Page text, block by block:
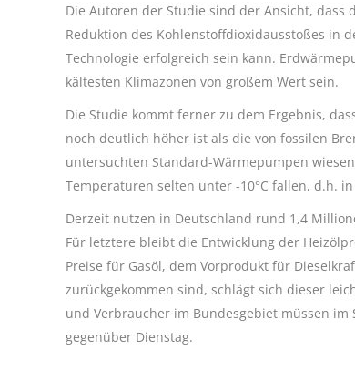
Die Autoren der Studie sind der Ansicht,
Reduktion des Kohlenstoffdioxidausstoßes in
Technologie erfolgreich sein kann.
kältesten Klimazonen von großem Wert sein.
Die Studie kommt ferner zu dem Ergebnis,
noch deutlich höher ist als die von fossilen
untersuchten Standard-Wärmepumpen
Temperaturen selten unter -10°C fallen, d.h.
Derzeit nutzen in Deutschland rund 1,4
Für letztere bleibt die Entwicklung der
Preise für Gasöl, dem Vorprodukt für
zurückgekommen sind, schlägt sich dieser
und Verbraucher im Bundesgebiet müssen im
gegenüber Dienstag.